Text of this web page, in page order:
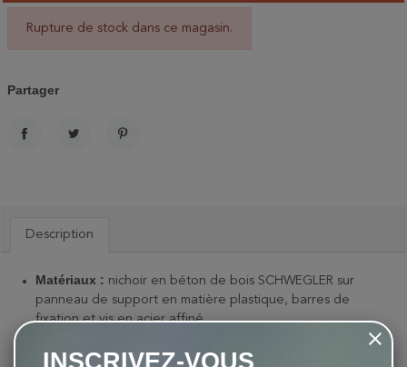
Rupture de stock dans ce magasin.
Partager
Description
Matériaux : nichoir en béton de bois SCHWEGLER sur
panneau de support en matière plastique, barres de
fixation et vis en acier affiné
Poids: 0,9 kg environ
INSCRIVEZ-VOUS